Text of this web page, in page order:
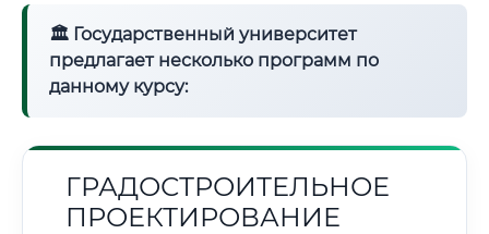
🏛 Государственный университет
предлагает несколько программ по
данному курсу:
ГРАДОСТРОИТЕЛЬНОЕ
ПРОЕКТИРОВАНИЕ